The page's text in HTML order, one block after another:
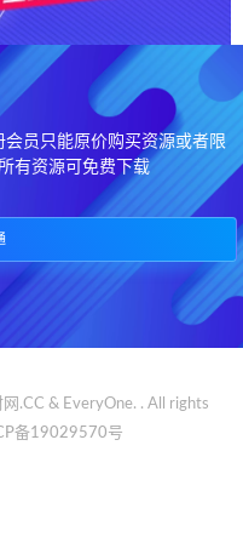
员只能原价购买资源或者限
有资源可免费下载
.CC & EveryOne. . All rights
备19029570号